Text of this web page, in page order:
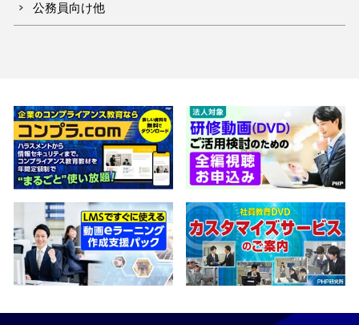
公務員向け他